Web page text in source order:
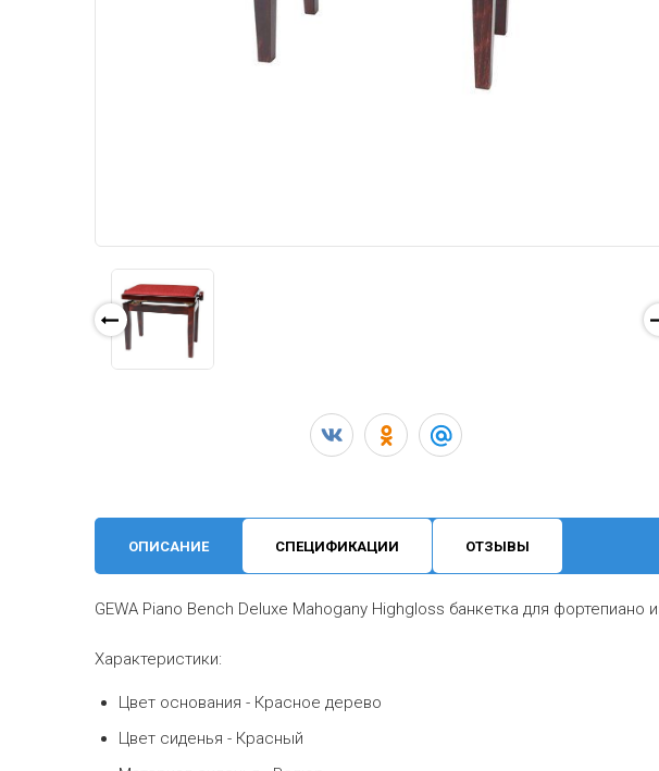
ОПИСАНИЕ СПЕЦИФИКАЦИИ ОТЗЫВЫ
GEWA Piano Bench Deluxe Mahogany Highgloss банкетка для
Характеристики:
Цвет основания - Красное дерево
Цвет сиденья - Красный